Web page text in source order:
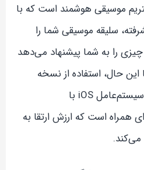
موسیقی هوشمند است که با
سلیقه موسیقی شما را
را به شما پیشنهاد می‌دهد
حال، استفاده از نسخه
رایگان این اپلیکیشن روی سیستم‌عامل iOS با
همراه است که ارزش ارتقا به
می‌کند.